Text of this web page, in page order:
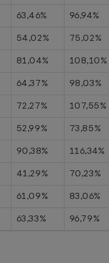
63,46%
96,94%
54,02%
75,02%
81,04%
108,10%
64,37%
98,03%
72,27%
107,55%
52,99%
73,85%
90,38%
116,34%
41,29%
70,23%
61,09%
83,06%
63,33% 96,79%